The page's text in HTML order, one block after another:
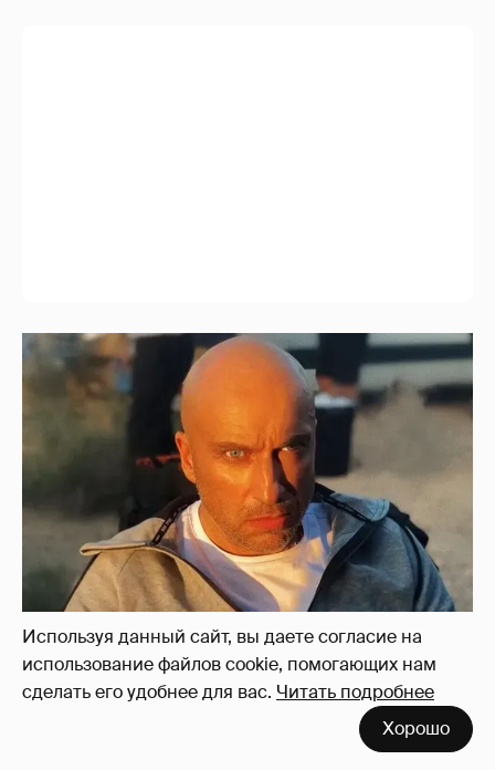
Используя данный сайт, вы даете согласие на
использование файлов cookie, помогающих нам
сделать его удобнее для вас. Читать подробнее
Хорошо
"Я не за кордоном". Дмитрий Нагиев
ответил на слухи о его эмиграции